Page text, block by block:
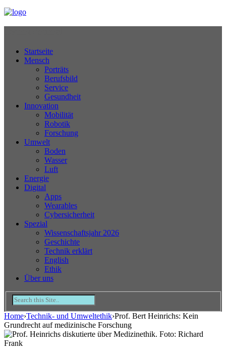
Startseite
Mensch
Porträts
Berufsbild
Service
Gesundheit
Innovation
Mobilität
Robotik
Forschung
Umwelt
Boden
Wasser
Luft
Energie
Digital
Apps
Wearables
Cybersicherheit
Spezial
Wissenschaftsjahr 2026
Geschichte
Technik erklärt
English
Ethik
Über uns
Home›Technik- und Umweltethik›Prof. Bert Heinrichs: Kein
Grundrecht auf medizinische Forschung